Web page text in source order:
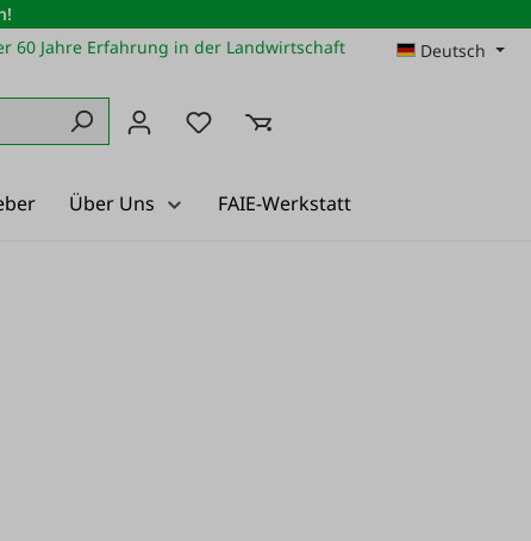
60 Jahre Erfahrung in der Landwirtschaft Deutsch
Du hast 0 Produkte auf dem
Über Uns FAIE-Werkstatt